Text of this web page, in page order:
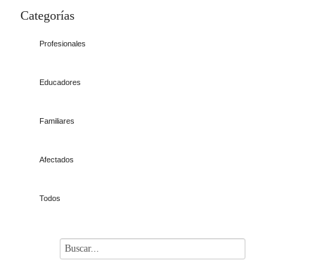
Categorías
Profesionales
Educadores
Familiares
Afectados
Todos